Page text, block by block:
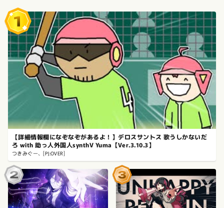
【詳細情報欄になぞなぞがあるよ！】デロスサントス 歌うしかないだ
ろ with 助っ人外国人synthV Yuma【Ver.3.10.3】
つきみぐー、[PJ:OVER]